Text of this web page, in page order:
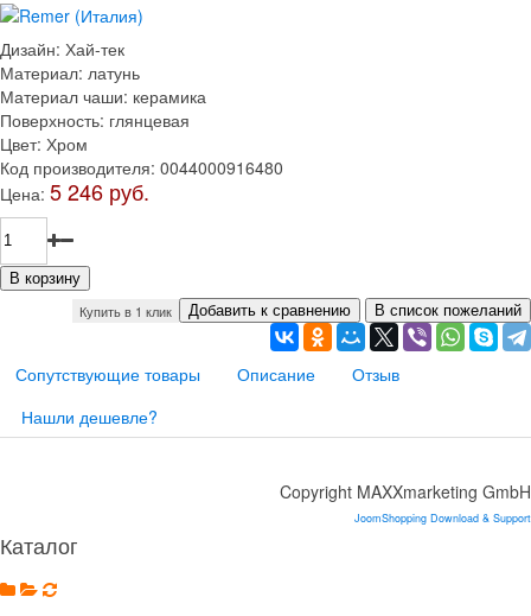
Дизайн: Хай-тек
Материал: латунь
Материал чаши: керамика
Поверхность: глянцевая
Цвет: Хром
Код производителя: 0044000916480
Цена: 5 246 руб.
Купить в 1 клик
Сопутствующие товары Описание
Отзыв
Нашли дешевле?
Copyright MAXXmarketing GmbH
JoomShopping Download & Support
Каталог